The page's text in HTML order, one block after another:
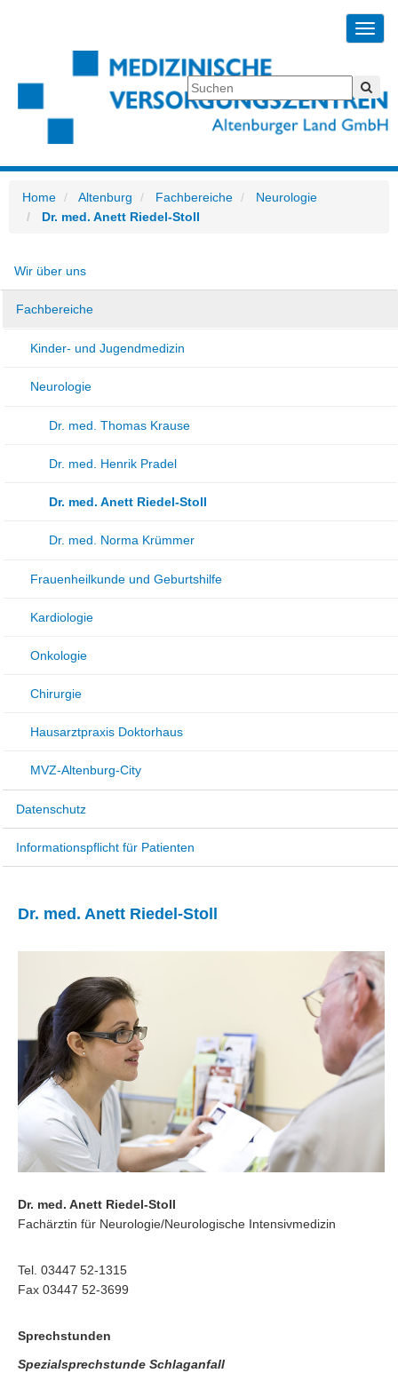
Home Altenburg Fachbereiche
Neurologie
Dr. med. Anett Riedel-Stoll
Wir über uns
Fachbereiche
Kinder- und Jugendmedizin
Neurologie
Dr. med. Thomas Krause
Dr. med. Henrik Pradel
Dr. med. Anett Riedel-Stoll
Dr. med. Norma Krümmer
Frauenheilkunde und Geburtshilfe
Kardiologie
Onkologie
Chirurgie
Hausarztpraxis Doktorhaus
MVZ-Altenburg-City
Datenschutz
Informationspflicht für Patienten
Dr. med. Anett Riedel-Stoll
Dr. med. Anett Riedel-Stoll
Fachärztin für Neurologie/Neurologische Intensivmedizin
Tel. 03447 52-1315
Fax 03447 52-3699
Sprechstunden
Spezialsprechstunde Schlaganfall